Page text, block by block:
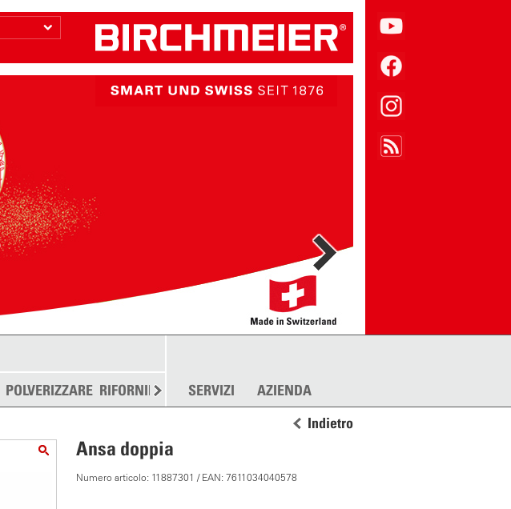
POLVERIZZARE RIFORNIRE SPARGERE ALTRO
SERVIZI AZIENDA
Indietro
Ansa doppia
Numero articolo: 11887301 / EAN: 7611034040578